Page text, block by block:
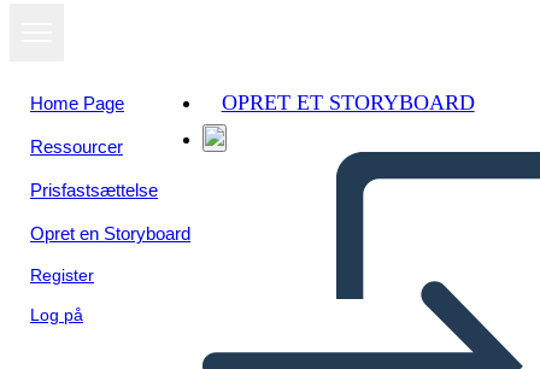
Home Page
Ressourcer
Prisfastsættelse
Opret en Storyboard
Register
Log på
OPRET ET STORYBOARD
Se som
diasshow